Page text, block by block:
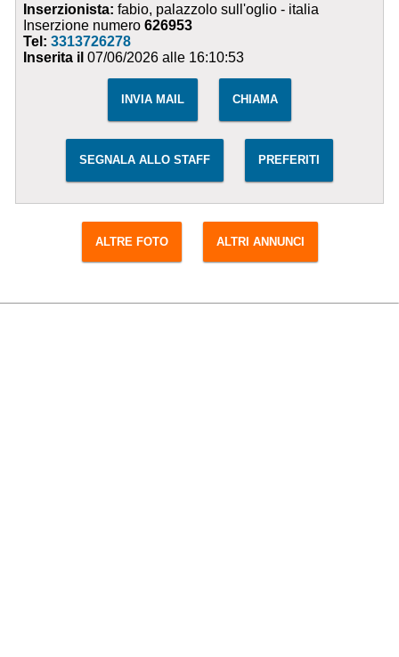
Inserzionista: fabio, palazzolo sull'oglio - italia
Inserzione numero626953
Tel:3313726278
Inserita il 07/06/2026 alle 16:10:53
INVIA MAIL CHIAMA
SEGNALA ALLO STAFF PREFERITI
ALTRE FOTO ALTRI ANNUNCI